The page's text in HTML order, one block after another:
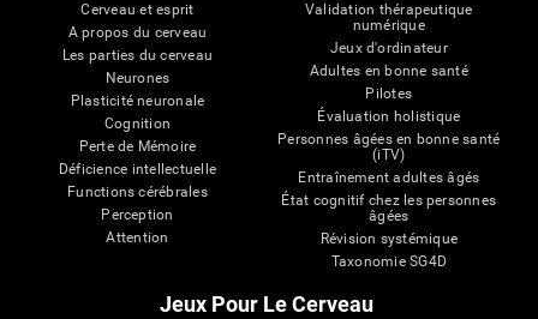
Cerveau et esprit
A propos du cerveau
Les parties du cerveau
Neurones
Plasticité neuronale
Cognition
Perte de Mémoire
Déficience intellectuelle
Functions cérébrales
Perception
Attention
Validation thérapeutique
numérique
Jeux d'ordinateur
Adultes en bonne santé
Pilotes
Évaluation holistique
Personnes âgées en bonne santé
(iTV)
Entraînement adultes âgés
État cognitif chez les personnes
âgées
Révision systémique
Taxonomie SG4D
Jeux Pour Le Cerveau